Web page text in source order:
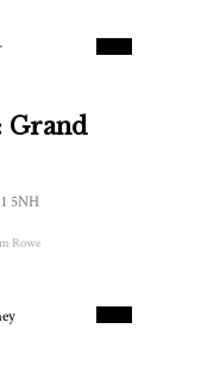
PUNTUACIÓN
Grand
5NH
Rowe
PUNTUACIÓN